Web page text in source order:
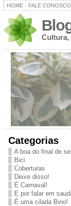
HOME FALE CONOSCO
Cultura,
Categorias
A boa do final de
Bici
Coberturas
Deixe disso!
É Carnaval!
E por falar em
É uma cilada Bino!